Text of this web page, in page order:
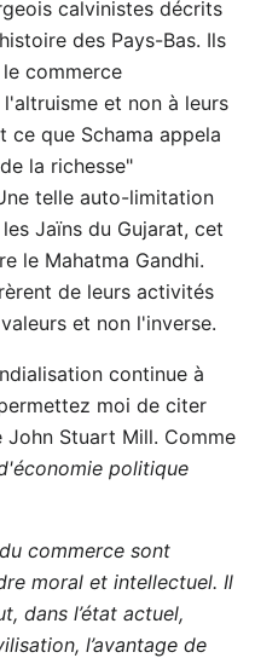
calvinistes décrits
des Pays-Bas. Ils
commerce
et non à leurs
ce que Schama appela
la richesse"
telle auto-limitation
Jaïns du Gujarat, cet
le Mahatma Gandhi.
de leurs activités
et non l'inverse.
continue à
moi de citer
John Stuart Mill. Comme
politique
commerce sont
moral et intellectuel. Il
dans l’état actuel,
l’avantage de